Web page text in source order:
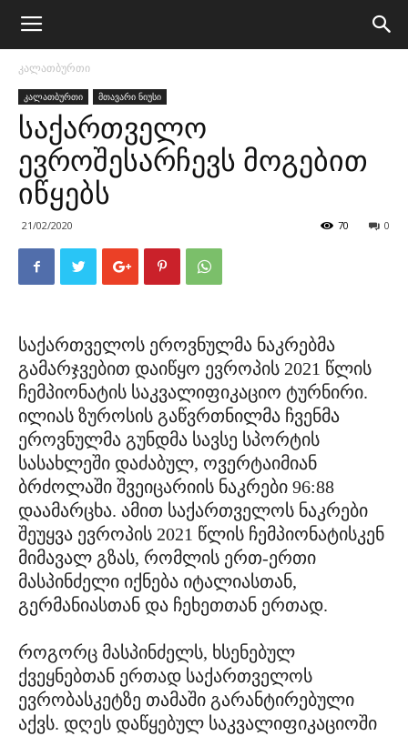
კალათბურთი
კალათბურთი მთავარი ნიუსი
საქართველო
ევროშესარჩევს მოგებით
იწყებს
21/02/2020 0
70
საქართველოს ეროვნულმა ნაკრებმა
გამარჯვებით დაიწყო ევროპის 2021 წლის
ჩემპიონატის საკვალიფიკაციო ტურნირი.
ილიას ზუროსის გაწვრთნილმა ჩვენმა
ეროვნულმა გუნდმა სავსე სპორტის
სასახლეში დაძაბულ, ოვერტაიმიან
ბრძოლაში შვეიცარიის ნაკრები 96:88
დაამარცხა. ამით საქართველოს ნაკრები
შეუყვა ევროპის 2021 წლის ჩემპიონატისკენ
მიმავალ გზას, რომლის ერთ-ერთი
მასპინძელი იქნება იტალიასთან,
გერმანიასთან და ჩეხეთთან ერთად.
როგორც მასპინძელს, ხსენებულ
ქვეყნებთან ერთად საქართველოს
ევრობასკეტზე თამაში გარანტირებული
აქვს. დღეს დაწყებულ საკვალიფიკაციოში